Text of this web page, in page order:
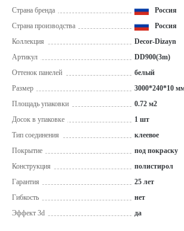
Страна бренда
Россия
Страна производства
Россия
Коллекция
Decor-Dizayn
Артикул
DD900(3m)
Оттенок панелей
белый
Размер
3000*240*10
Площадь упаковки
0.72 м2
Досок в упаковке
1 шт
Тип соединения
клеевое
Покрытие
под покраску
Конструкция
полистирол
Гарантия
25 лет
Гибкость
нет
Эффект 3d
да